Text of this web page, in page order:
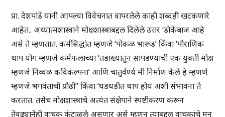
प्रा. देशपांडे यांनी आपल्या विवेचनात वापरलेले काही शब्दही खटकणारे
आहेत.. अध्यात्मशास्त्राने मोक्षशास्त्राबद्दल दिलेले उत्तर ‘डोकेबाज आहे
असे ते म्हणतात. कर्मसिद्धांत म्हणजे ‘पोकळ भारूड’ किंवा ‘पौराणिक
थाप योग म्हणजे कर्मफलाच्या ‘तडाख्यातुन सापडण्याची एक युक्ती मोक्ष
म्हणजे निव्वळ कविकल्पना’ आणि चातुर्वर्ण्य मी निर्माण केले हे म्हणणे
म्हणजे भगवंताची प्रौढी” किंवा ‘घडधडीत थाप होय अशी संभावना ते
करतात. तसेच मोक्षशास्त्राचे अत्यंत संक्षेपाने स्पष्टीकरण करून
तेवढ्यानेही वाचक कंटाळले असणार असे म्हणून त्याबद्दल वाचकांचे मन